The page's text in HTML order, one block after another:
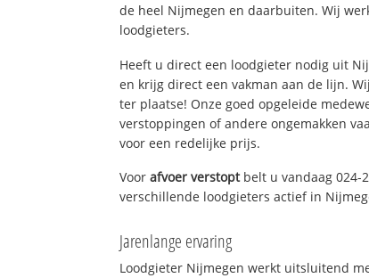
de heel Nijmegen en daarbuiten. Wij
loodgieters.
Heeft u direct een loodgieter nodig uit
en krijg direct een vakman aan de lijn.
ter plaatse! Onze goed opgeleide
verstoppingen of andere ongemakken
voor een redelijke prijs.
Voorafvoer verstoptbelt u vandaag 024-
verschillende loodgieters actief in
Jarenlange ervaring
Loodgieter Nijmegen werkt uitsluitend